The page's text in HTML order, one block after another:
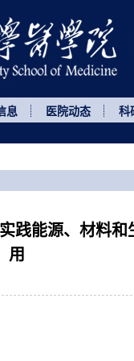
息 医院动态 科
践能源、材料和
用